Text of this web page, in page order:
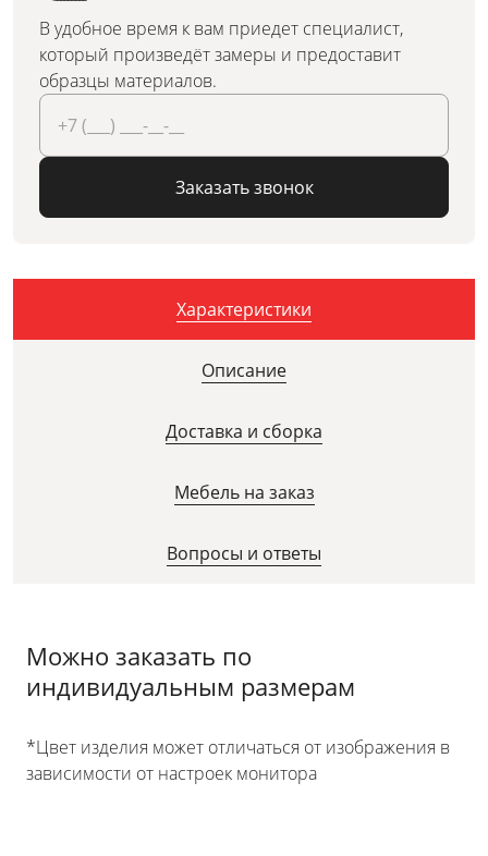
В удобное время к вам приедет специалист,
который произведёт замеры и предоставит
образцы материалов.
Заказать звонок
Характеристики
Описание
Доставка и сборка
Мебель на заказ
Вопросы и ответы
Можно заказать по
индивидуальным размерам
*Цвет изделия может отличаться от изображения в
зависимости от настроек монитора